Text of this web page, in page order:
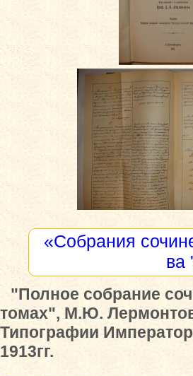
«Собрания
ва
"Полное собрание
томах", М.Ю.
Типографии
1913гг.